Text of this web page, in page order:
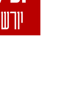
אביגיל ארד
אביה בן דוד
אביה קופלמן